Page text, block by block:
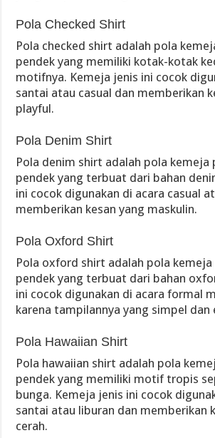
Pola Checked Shirt
Pola checked shirt adalah pola
pendek yang memiliki kotak-kotak
motifnya. Kemeja jenis ini cocok
santai atau casual dan memberikan
playful.
Pola Denim Shirt
Pola denim shirt adalah pola kemeja
pendek yang terbuat dari bahan
ini cocok digunakan di acara casual
memberikan kesan yang maskulin.
Pola Oxford Shirt
Pola oxford shirt adalah pola kemeja
pendek yang terbuat dari bahan
ini cocok digunakan di acara formal
karena tampilannya yang simpel dan
Pola Hawaiian Shirt
Pola hawaiian shirt adalah pola
pendek yang memiliki motif tropis
bunga. Kemeja jenis ini cocok
santai atau liburan dan memberikan
cerah.